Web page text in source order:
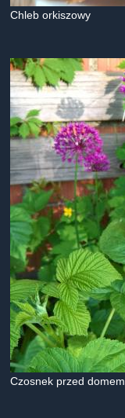
Chleb orkiszowy
Czosnek przed domem